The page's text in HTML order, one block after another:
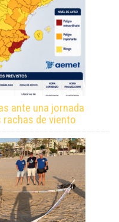
ante una jornada
de viento